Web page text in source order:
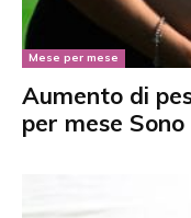
Mese per mese
Aumento di
per mese